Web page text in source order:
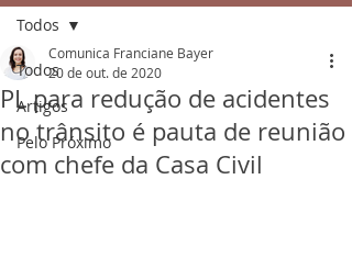
Todos
Artigos
Pelo Próximo
Todos
PL para redução de acidentes
no trânsito é pauta de reunião
com chefe da Casa Civil
Comunica Franciane Bayer
20 de out. de 2020